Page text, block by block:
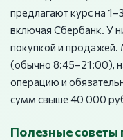
предлагают курс на
включая Сбербанк. У
покупкой и продажей.
(обычно 8:45–21:00),
операцию и
сумм свыше 40 000
Полезные